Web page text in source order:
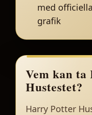
med
grafik
Vem kan
Hustestet?
Harry Potter